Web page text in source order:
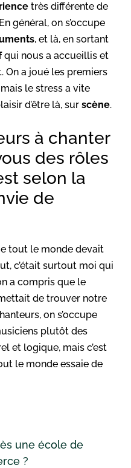
très différente de
général, on s’occupe
, et là, en sortant
qui nous a accueillis et
On a joué les premiers
le stress a vite
d’être là, sur scène.
à chanter
des rôles
selon la
de
tout le monde devait
c’était surtout moi qui
a compris que le
de trouver notre
on s’occupe
plutôt des
et logique, mais c’est
le monde essaie de
une école de
?